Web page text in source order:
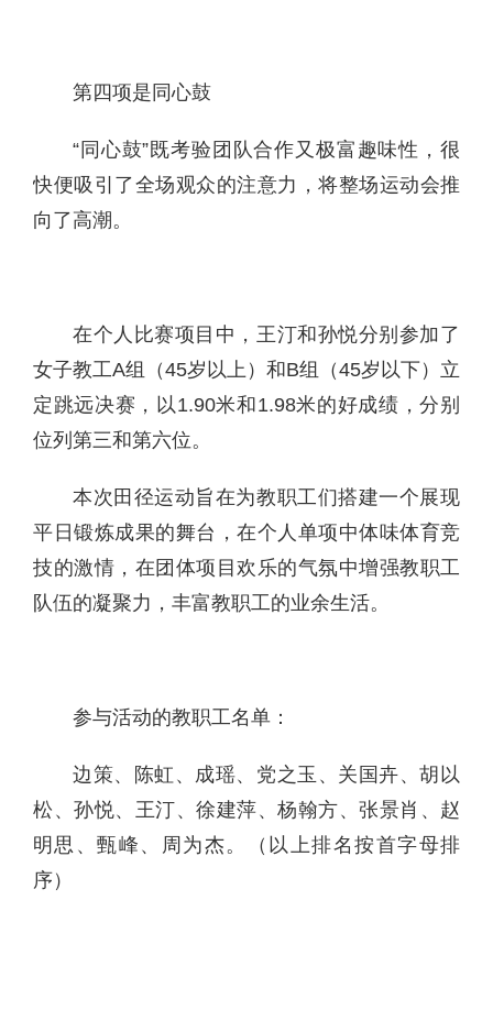
第四项是同心鼓
“同心鼓”既考验团队合作又极富趣味性，很
快便吸引了全场观众的注意力，将整场运动会推
向了高潮。
在个人比赛项目中，王汀和孙悦分别参加了
女子教工A组（45岁以上）和B组（45岁以下）立
定跳远决赛，以 1.90米和1.98米的好成绩，分别
位列第三和第六位。
本次田径运动旨在为教职工们搭建一个展现
平日锻炼成果的舞台，在个人单项中体味体育竞
技的激情，在团体项目欢乐的气氛中增强教职工
队伍的凝聚力，丰富教职工的业余生活。
参与活动的教职工名单：
边策、陈虹、成瑶、党之玉、关国卉、胡以
松、孙悦、王汀、徐建萍、杨翰方、张景肖、赵
明思、甄峰、周为杰。（以上排名按首字母排
序）